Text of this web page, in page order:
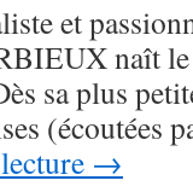
et
naît
sa plus
(écoutées
→